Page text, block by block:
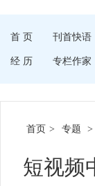
首 页 刊首快语
经 历 专栏作家
首页 > 专题 >
短视频